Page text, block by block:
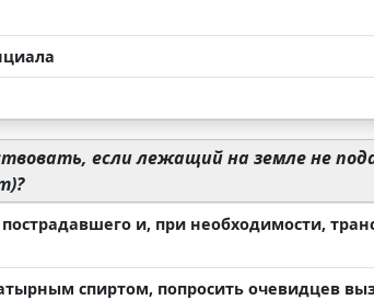
если лежащий на земле не
и, при необходимости,
спиртом, попросить очевидцев